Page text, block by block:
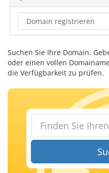
Suchen Sie Ihre Domain.
oder einen vollen
die Verfügbarkeit zu prüfen.